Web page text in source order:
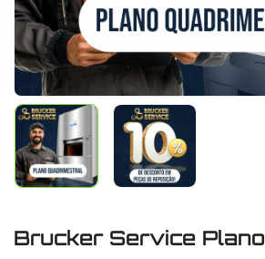
Brucker Service Plano